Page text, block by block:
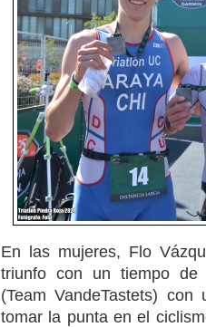
En las mujeres, Flo
triunfo con un tiempo de
(Team VandeTastets)
tomar la punta en el